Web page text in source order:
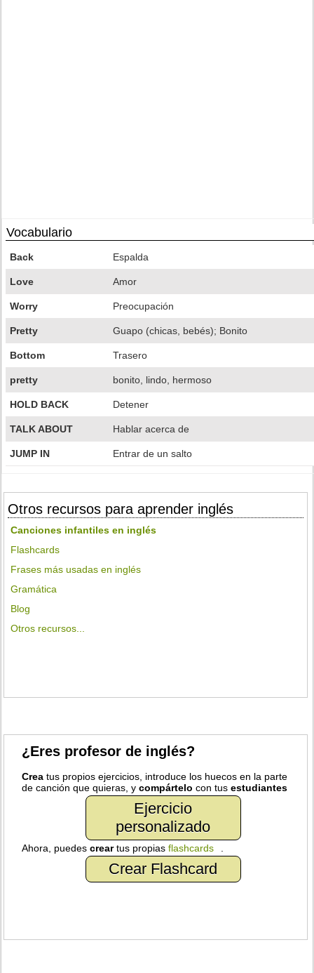
Vocabulario
Back Espalda
Love Amor
Worry Preocupación
Pretty Guapo (chicas, bebés); Bonito
Bottom Trasero
pretty bonito, lindo, hermoso
HOLD BACK Detener
TALK ABOUT Hablar acerca de
JUMP IN Entrar de un salto
Otros recursos para aprender inglés
Canciones infantiles en inglés
Flashcards
Frases más usadas en inglés
Gramática
Blog
Otros recursos...
¿Eres profesor de inglés?
Crea tus propios ejercicios, introduce los huecos en la parte
de canción que quieras, ycompártelo con tusestudiantes
Ejercicio
personalizado
Ahora, puedescreartus propiasflashcards
Crear Flashcard